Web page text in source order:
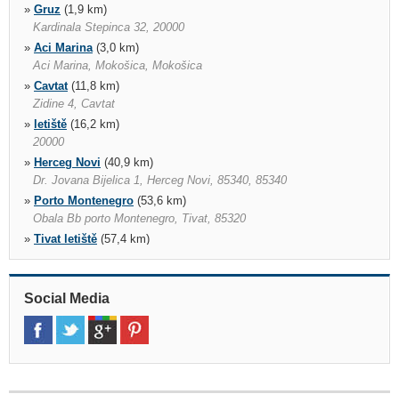
» Gruz (1,9 km)
Kardinala Stepinca 32, 20000
» Aci Marina(3,0 km)
Aci Marina, Mokošica, Mokošica
» Cavtat(11,8 km)
Zidine 4, Cavtat
» letiště (16,2 km)
20000
» Herceg Novi (40,9 km)
Dr. Jovana Bijelica 1, Herceg Novi, 85340, 85340
» Porto Montenegro (53,6 km)
Obala Bb porto Montenegro, Tivat, 85320
» Tivat letiště (57,4 km)
Airport Terminal, Tivat, 85320
»Budva(72,6 km)
Jadranski Put Bb 85360, Budva, 85310
Social Media